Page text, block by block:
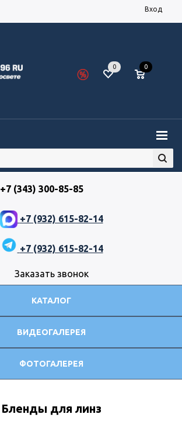
Вход
0 0
+7 (343) 300-85-85
+7 (932) 615-82-14
+7 (932) 615-82-14
Заказать звонок
КАТАЛОГ
ВИДЕОГАЛЕРЕЯ
ФОТОГАЛЕРЕЯ
Бленды для линз